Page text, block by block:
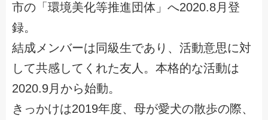
市の「環境美化等推進団体」へ2020.8月登
録。
結成メンバーは同級生であり、活動意思に対
して共感してくれた友人。本格的な活動は
2020.9月から始動。
きっかけは2019年度、母が愛犬の散歩の際、